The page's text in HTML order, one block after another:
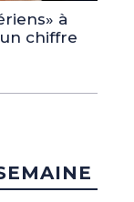
à
chiffre